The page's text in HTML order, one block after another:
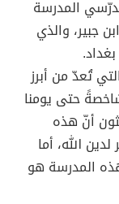
المدرسة
جبير، والذي
تُعدّ من أبرز
حتى يومنا
أنّ هذه
الله، أما
المدرسة هو